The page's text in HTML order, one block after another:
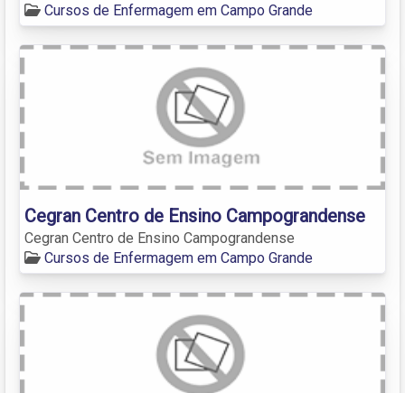
Cursos de Enfermagem em Campo Grande
Cegran Centro de Ensino Campograndense
Cegran Centro de Ensino Campograndense
Cursos de Enfermagem em Campo Grande